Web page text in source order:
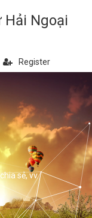
Hải Ngoại
Register
sẻ, vv.